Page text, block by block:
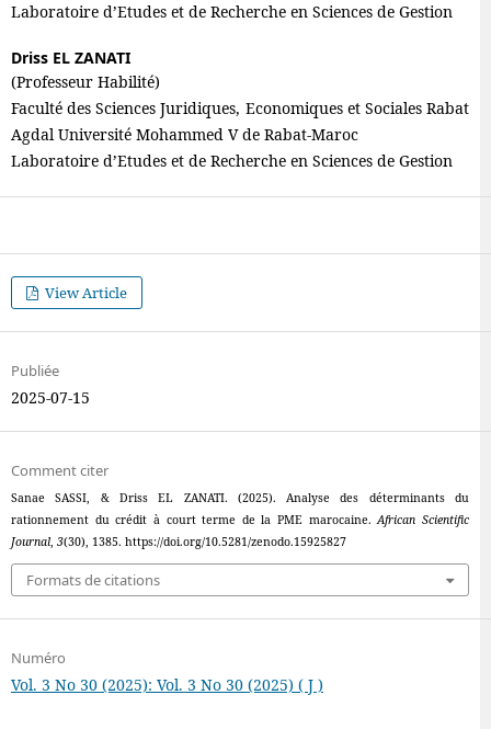
Laboratoire d’Etudes et de Recherche en Sciences de Gestion
Driss EL ZANATI
(Professeur Habilité)
Faculté des Sciences Juridiques, Economiques et Sociales Rabat
Agdal Université Mohammed V de Rabat-Maroc
Laboratoire d’Etudes et de Recherche en Sciences de Gestion
View Article
Publiée
2025-07-15
Comment citer
Sanae SASSI, & Driss EL ZANATI. (2025). Analyse des déterminants du
rationnement du crédit à court terme de la PME marocaine.African Scientific
Journal, 3(30), 1385. https://doi.org/10.5281/zenodo.15925827
Formats de citations
Numéro
Vol. 3 No 30 (2025): Vol. 3 No 30 (2025) ( J )